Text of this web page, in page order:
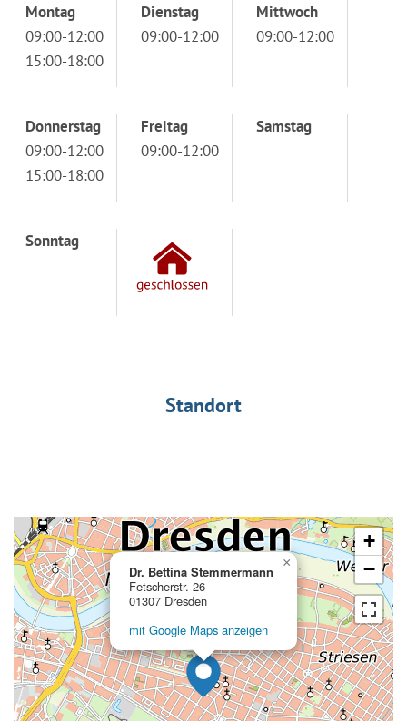
Montag
09:00-12:00
15:00-18:00
Dienstag
09:00-12:00
Mittwoch
09:00-12:00
Donnerstag
09:00-12:00
15:00-18:00
Freitag
09:00-12:00
Samstag
Sonntag
Standort
Dr. Bettina Stemmermann
Fetscherstr. 26
01307 Dresden
mit Google Maps anzeigen
×
+
−